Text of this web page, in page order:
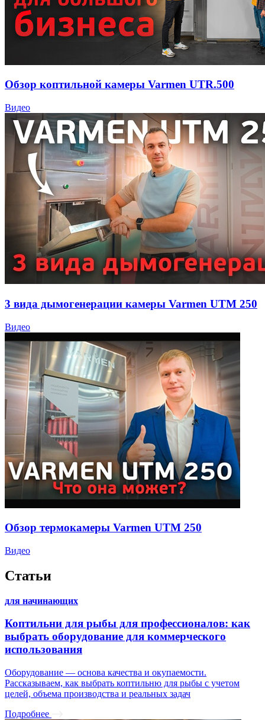
Обзор коптильной камеры Varmen UTR.500
Видео
3 вида дымогенерации камеры Varmen UTM 250
Видео
Обзор термокамеры Varmen UTM 250
Видео
Статьи
для начинающих
Коптильни для рыбы для профессионалов: как
выбрать оборудование для коммерческого
использования
Оборудование — основа качества и окупаемости.
Рассказываем, как выбрать коптильню для рыбы с учетом
целей, объема производства и реальных задач
Подробнее